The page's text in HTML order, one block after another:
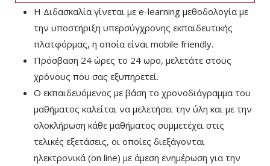
Η Διδασκαλία γίνεται με e-learning μεθοδολογία με
την υποστήριξη υπερσύγχρονης εκπαιδευτικής
πλατφόρμας, η οποία είναι mobile friendly.
Πρόσβαση 24 ώρες το 24 ωρο, μελετάτε στους
χρόνους που σας εξυπηρετεί.
Ο εκπαιδευόμενος με βάση το χρονοδιάγραμμα του
μαθήματος καλείται να μελετήσει την ύλη και με την
ολοκλήρωση κάθε μαθήματος συμμετέχει στις
τελικές εξετάσεις, οι οποίες διεξάγονται
ηλεκτρονικά (on line) με άμεση ενημέρωση για την